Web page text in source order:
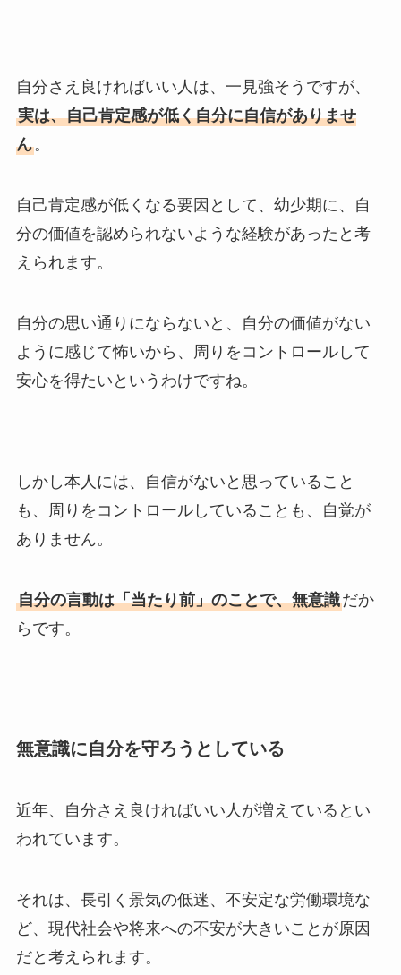
自分さえ良ければいい人は、一見強そうですが、
実は、自己肯定感が低く自分に自信がありませ
ん。
自己肯定感が低くなる要因として、幼少期に、自
分の価値を認められないような経験があったと考
えられます。
自分の思い通りにならないと、自分の価値がない
ように感じて怖いから、周りをコントロールして
安心を得たいというわけですね。
しかし本人には、自信がないと思っていること
も、周りをコントロールしていることも、自覚が
ありません。
自分の言動は「当たり前」のことで、無意識だか
らです。
無意識に自分を守ろうとしている
近年、自分さえ良ければいい人が増えているとい
われています。
それは、長引く景気の低迷、不安定な労働環境な
ど、現代社会や将来への不安が大きいことが原因
だと考えられます。